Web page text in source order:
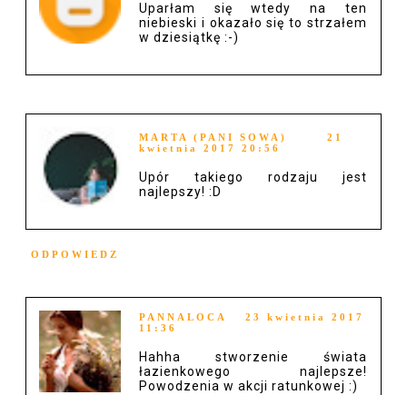
Uparłam się wtedy na ten
niebieski i okazało się to strzałem
w dziesiątkę :-)
MARTA (PANI SOWA)
21
kwietnia 2017 20:56
Upór takiego rodzaju jest
najlepszy! :D
ODPOWIEDZ
PANNALOCA
23 kwietnia 2017
11:36
Hahha stworzenie świata
łazienkowego najlepsze!
Powodzenia w akcji ratunkowej :)